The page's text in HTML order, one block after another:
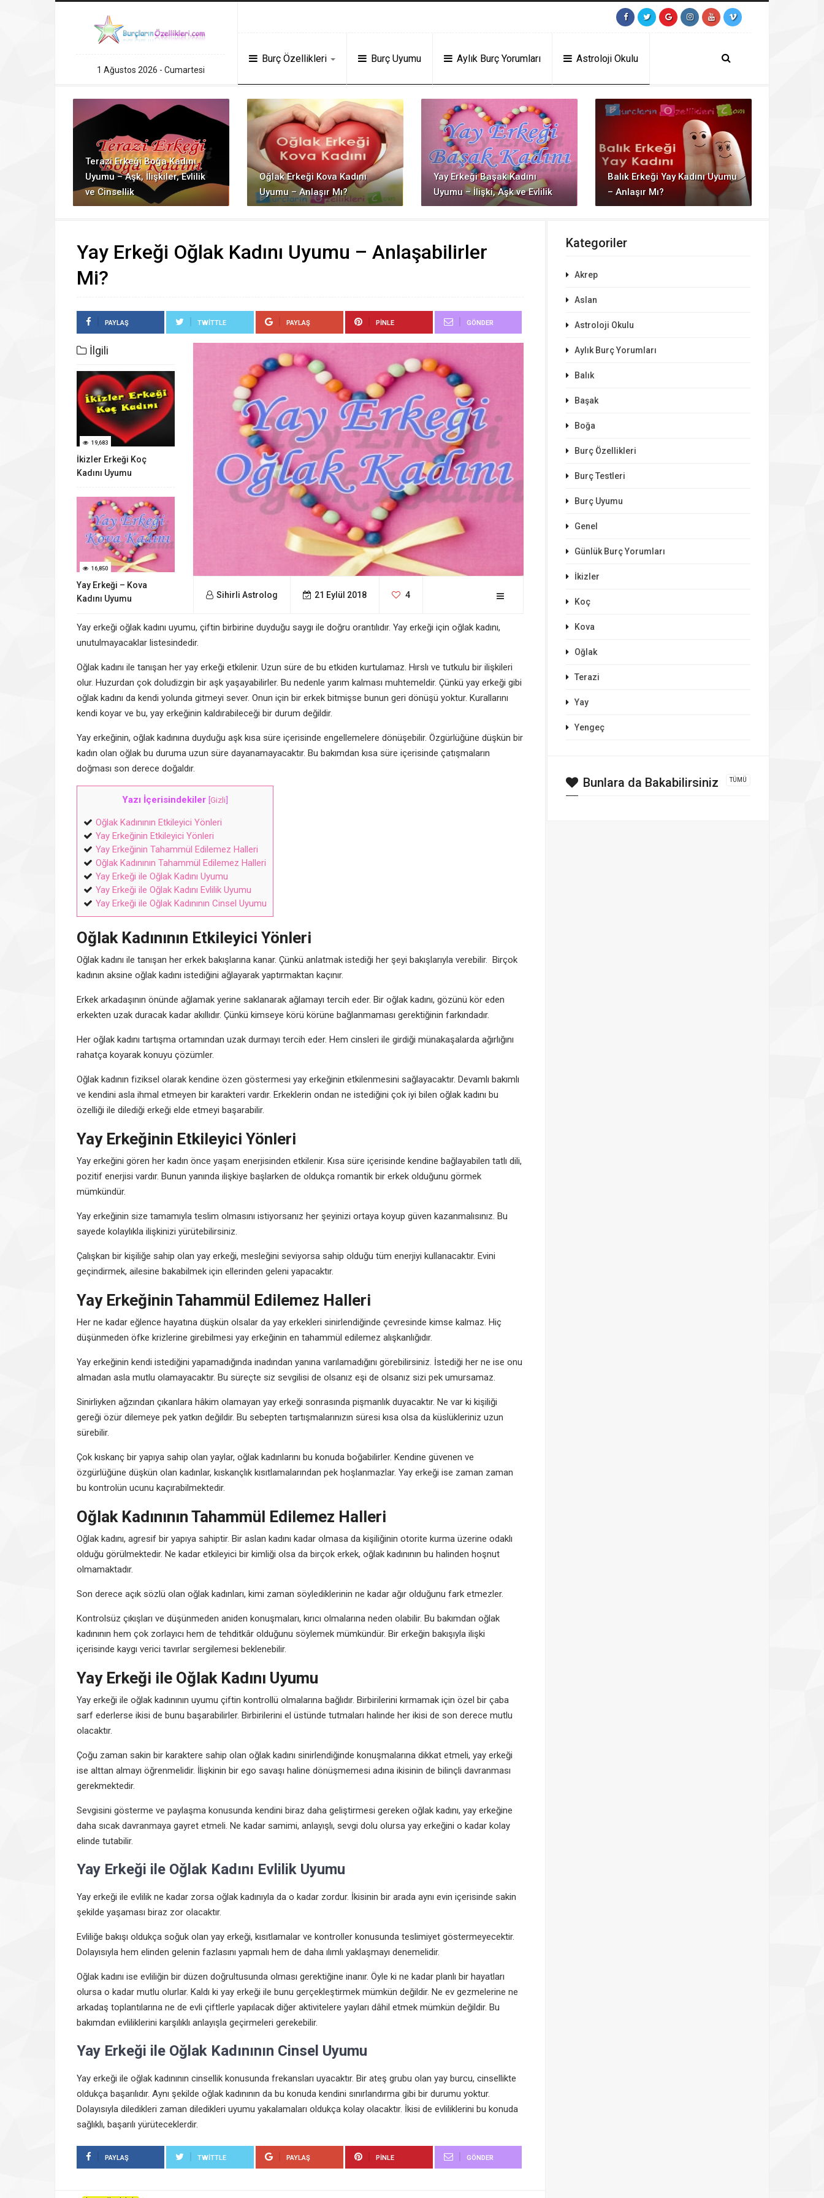
https://contact.moerleinlagerhouse.com/https://milliol.com/ jojobet giriş
1 Ağustos 2026 - Cumartesi
Burç Özellikleri Burç Uyumu Aylık Burç Yorumları Astroloji Okulu
Terazi Erkeği Boğa Kadını
Uyumu – Aşk, İlişkiler, Evlilik
ve Cinsellik
Oğlak Erkeği Kova Kadını
Uyumu – Anlaşır Mı?
Yay Erkeği Başak Kadını
Uyumu – İlişki, Aşk ve Evlilik
Balık Erkeği Yay Kadını Uyumu
– Anlaşır Mı?
Yay Erkeği Oğlak Kadını Uyumu – Anlaşabilirler
Mi?
PAYLAŞ TWITTLE PAYLAŞ PINLE GÖNDER
İlgili
19,683
İkizler Erkeği Koç
Kadını Uyumu
16,850
Yay Erkeği – Kova
Kadını Uyumu
Sihirli Astrolog 21 Eylül 2018 4
Yay erkeği oğlak kadını uyumu, çiftin birbirine duyduğu saygı ile doğru orantılıdır. Yay erkeği için oğlak kadını,
unutulmayacaklar listesindedir.
Oğlak kadını ile tanışan her yay erkeği etkilenir. Uzun süre de bu etkiden kurtulamaz. Hırslı ve tutkulu bir ilişkileri
olur. Huzurdan çok doludizgin bir aşk yaşayabilirler. Bu nedenle yarım kalması muhtemeldir. Çünkü yay erkeği gibi
oğlak kadını da kendi yolunda gitmeyi sever. Onun için bir erkek bitmişse bunun geri dönüşü yoktur. Kurallarını
kendi koyar ve bu, yay erkeğinin kaldırabileceği bir durum değildir.
Yay erkeğinin, oğlak kadınına duyduğu aşk kısa süre içerisinde engellemelere dönüşebilir. Özgürlüğüne düşkün bir
kadın olan oğlak bu duruma uzun süre dayanamayacaktır. Bu bakımdan kısa süre içerisinde çatışmaların
doğması son derece doğaldır.
Yazı İçerisindekiler [Gizli]
Oğlak Kadınının Etkileyici Yönleri
Yay Erkeğinin Etkileyici Yönleri
Yay Erkeğinin Tahammül Edilemez Halleri
Oğlak Kadınının Tahammül Edilemez Halleri
Yay Erkeği ile Oğlak Kadını Uyumu
Yay Erkeği ile Oğlak Kadını Evlilik Uyumu
Yay Erkeği ile Oğlak Kadınının Cinsel Uyumu
Oğlak Kadınının Etkileyici Yönleri
Oğlak kadını ile tanışan her erkek bakışlarına kanar. Çünkü anlatmak istediği her şeyi bakışlarıyla verebilir. Birçok
kadının aksine oğlak kadını istediğini ağlayarak yaptırmaktan kaçınır.
Erkek arkadaşının önünde ağlamak yerine saklanarak ağlamayı tercih eder. Bir oğlak kadını, gözünü kör eden
erkekten uzak duracak kadar akıllıdır. Çünkü kimseye körü körüne bağlanmaması gerektiğinin farkındadır.
Her oğlak kadını tartışma ortamından uzak durmayı tercih eder. Hem cinsleri ile girdiği münakaşalarda ağırlığını
rahatça koyarak konuyu çözümler.
Oğlak kadının fiziksel olarak kendine özen göstermesi yay erkeğinin etkilenmesini sağlayacaktır. Devamlı bakımlı
ve kendini asla ihmal etmeyen bir karakteri vardır. Erkeklerin ondan ne istediğini çok iyi bilen oğlak kadını bu
özelliği ile dilediği erkeği elde etmeyi başarabilir.
Yay Erkeğinin Etkileyici Yönleri
Yay erkeğini gören her kadın önce yaşam enerjisinden etkilenir. Kısa süre içerisinde kendine bağlayabilen tatlı dili,
pozitif enerjisi vardır. Bunun yanında ilişkiye başlarken de oldukça romantik bir erkek olduğunu görmek
mümkündür.
Yay erkeğinin size tamamıyla teslim olmasını istiyorsanız her şeyinizi ortaya koyup güven kazanmalısınız. Bu
sayede kolaylıkla ilişkinizi yürütebilirsiniz.
Çalışkan bir kişiliğe sahip olan yay erkeği, mesleğini seviyorsa sahip olduğu tüm enerjiyi kullanacaktır. Evini
geçindirmek, ailesine bakabilmek için ellerinden geleni yapacaktır.
Yay Erkeğinin Tahammül Edilemez Halleri
Her ne kadar eğlence hayatına düşkün olsalar da yay erkekleri sinirlendiğinde çevresinde kimse kalmaz. Hiç
düşünmeden öfke krizlerine girebilmesi yay erkeğinin en tahammül edilemez alışkanlığıdır.
Yay erkeğinin kendi istediğini yapamadığında inadından yanına varılamadığını görebilirsiniz. İstediği her ne ise onu
almadan asla mutlu olamayacaktır. Bu süreçte siz sevgilisi de olsanız eşi de olsanız sizi pek umursamaz.
Sinirliyken ağzından çıkanlara hâkim olamayan yay erkeği sonrasında pişmanlık duyacaktır. Ne var ki kişiliği
gereği özür dilemeye pek yatkın değildir. Bu sebepten tartışmalarınızın süresi kısa olsa da küslükleriniz uzun
sürebilir.
Çok kıskanç bir yapıya sahip olan yaylar, oğlak kadınlarını bu konuda boğabilirler. Kendine güvenen ve
özgürlüğüne düşkün olan kadınlar, kıskançlık kısıtlamalarından pek hoşlanmazlar. Yay erkeği ise zaman zaman
bu kontrolün ucunu kaçırabilmektedir.
Oğlak Kadınının Tahammül Edilemez Halleri
Oğlak kadını, agresif bir yapıya sahiptir. Bir aslan kadını kadar olmasa da kişiliğinin otorite kurma üzerine odaklı
olduğu görülmektedir. Ne kadar etkileyici bir kimliği olsa da birçok erkek, oğlak kadınının bu halinden hoşnut
olmamaktadır.
Son derece açık sözlü olan oğlak kadınları, kimi zaman söylediklerinin ne kadar ağır olduğunu fark etmezler.
Kontrolsüz çıkışları ve düşünmeden aniden konuşmaları, kırıcı olmalarına neden olabilir. Bu bakımdan oğlak
kadınının hem çok zorlayıcı hem de tehditkâr olduğunu söylemek mümkündür. Bir erkeğin bakışıyla ilişki
içerisinde kaygı verici tavırlar sergilemesi beklenebilir.
Yay Erkeği ile Oğlak Kadını Uyumu
Yay erkeği ile oğlak kadınının uyumu çiftin kontrollü olmalarına bağlıdır. Birbirilerini kırmamak için özel bir çaba
sarf ederlerse ikisi de bunu başarabilirler. Birbirilerini el üstünde tutmaları halinde her ikisi de son derece mutlu
olacaktır.
Çoğu zaman sakin bir karaktere sahip olan oğlak kadını sinirlendiğinde konuşmalarına dikkat etmeli, yay erkeği
ise alttan almayı öğrenmelidir. İlişkinin bir ego savaşı haline dönüşmemesi adına ikisinin de bilinçli davranması
gerekmektedir.
Sevgisini gösterme ve paylaşma konusunda kendini biraz daha geliştirmesi gereken oğlak kadını, yay erkeğine
daha sıcak davranmaya gayret etmeli. Ne kadar samimi, anlayışlı, sevgi dolu olursa yay erkeğini o kadar kolay
elinde tutabilir.
Yay Erkeği ile Oğlak Kadını Evlilik Uyumu
Yay erkeği ile evlilik ne kadar zorsa oğlak kadınıyla da o kadar zordur. İkisinin bir arada aynı evin içerisinde sakin
şekilde yaşaması biraz zor olacaktır.
Evliliğe bakışı oldukça soğuk olan yay erkeği, kısıtlamalar ve kontroller konusunda teslimiyet göstermeyecektir.
Dolayısıyla hem elinden gelenin fazlasını yapmalı hem de daha ılımlı yaklaşmayı denemelidir.
Oğlak kadını ise evliliğin bir düzen doğrultusunda olması gerektiğine inanır. Öyle ki ne kadar planlı bir hayatları
olursa o kadar mutlu olurlar. Kaldı ki yay erkeği ile bunu gerçekleştirmek mümkün değildir. Ne ev gezmelerine ne
arkadaş toplantılarına ne de evli çiftlerle yapılacak diğer aktivitelere yayları dâhil etmek mümkün değildir. Bu
bakımdan evliliklerini karşılıklı anlayışla geçirmeleri gerekebilir.
Yay Erkeği ile Oğlak Kadınının Cinsel Uyumu
Yay erkeği ile oğlak kadınının cinsellik konusunda frekansları uyacaktır. Bir ateş grubu olan yay burcu, cinsellikte
oldukça başarılıdır. Aynı şekilde oğlak kadınının da bu konuda kendini sınırlandırma gibi bir durumu yoktur.
Dolayısıyla diledikleri zaman diledikleri uyumu yakalamaları oldukça kolay olacaktır. İkisi de evliliklerini bu konuda
sağlıklı, başarılı yürüteceklerdir.
PAYLAŞ TWITTLE PAYLAŞ PINLE GÖNDER
Kategoriler
Akrep
Aslan
Astroloji Okulu
Aylık Burç Yorumları
Balık
Başak
Boğa
Burç Özellikleri
Burç Testleri
Burç Uyumu
Genel
Günlük Burç Yorumları
İkizler
Koç
Kova
Oğlak
Terazi
Yay
Yengeç
Bunlara da Bakabilirsiniz TÜMÜ